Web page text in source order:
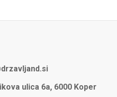
ulica 6a, 6000 Koper